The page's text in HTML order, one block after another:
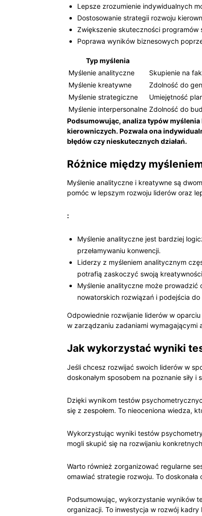
Lepsze zrozumienie indywidualnych
Dostosowanie strategii rozwoju
Zwiększenie skuteczności
Poprawa wyników biznesowych
Typ myślenia
Myślenie analityczne
Skupienie na
Myślenie kreatywne
Zdolność do
Myślenie strategiczne
Umiejętność
Myślenie interpersonalne Zdolność do
Podsumowując, analiza typów
kierowniczych. Pozwala ona
błędów czy nieskutecznych działań.
Różnice między
Myślenie analityczne i kreatywne są
pomóc w lepszym rozwoju liderów oraz
:
Myślenie analityczne jest bardziej
przełamywaniu konwencji.
Liderzy z myśleniem analitycznym
potrafią zaskoczyć swoją
Myślenie analityczne może
nowatorskich rozwiązań i podejścia do
Odpowiednie rozwijanie liderów w
w zarządzaniu zadaniami wymagającymi
Jak wykorzystać wyniki
Jeśli chcesz rozwijać swoich liderów w
doskonałym sposobem na poznanie siły
Dzięki wynikom testów
się z zespołem. To nieoceniona wiedza,
Wykorzystując wyniki testów
mogli skupić się na rozwijaniu
Warto również zorganizować regularne
omawiać strategie rozwoju. To
Podsumowując, wykorzystanie wyników
organizacji. To inwestycja w rozwój